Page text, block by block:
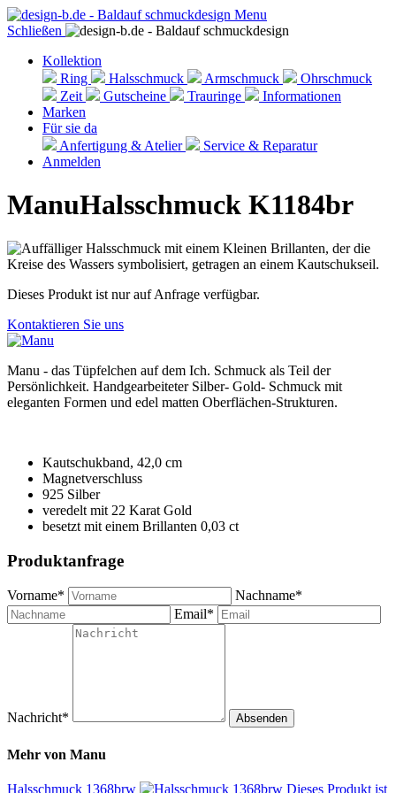
Menu
Schließen
Kollektion
Ring
Halsschmuck Armschmuck
Ohrschmuck
Zeit
Gutscheine Trauringe
Informationen
Marken
Für sie da
Anfertigung & Atelier
Service & Reparatur
Anmelden
ManuHalsschmuck K1184br
Dieses Produkt ist nur auf Anfrage verfügbar.
Kontaktieren Sie uns
Manu - das Tüpfelchen auf dem Ich. Schmuck als Teil der
Persönlichkeit. Handgearbeiteter Silber- Gold- Schmuck mit
eleganten Formen und edel matten Oberflächen-Strukturen.
Kautschukband, 42,0 cm
Magnetverschluss
925 Silber
veredelt mit 22 Karat Gold
besetzt mit einem Brillanten 0,03 ct
Produktanfrage
Vorname*
Nachname*
Email*
Nachricht* Absenden
Mehr von Manu
Halsschmuck 1368brw Dieses Produkt ist